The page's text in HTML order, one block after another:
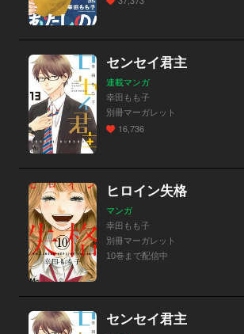
センセイ君主
連載マンガ
幸田もも子
別冊マーガレット
16,736
ヒロイン失格
マンガ
幸田もも子
別冊マーガレット
10巻まで配信中
センセイ君主